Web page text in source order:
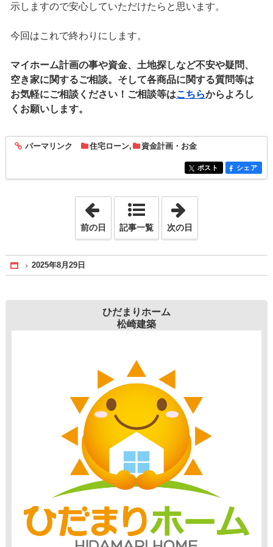
示しますので安心していただけたらと思います。
今回はこれで終わりにします。
マイホーム計画の事や資金、土地探しなど不安や疑問、
空き家に関するご相談。そして各商品に関する質問等は
お気軽にご相談ください！ご相談等はこちらからよろし
くお願いします。
entry1900
パーマリンク 住宅ローン, 資金計画・お金
entry1900
ポスト entry1900
シェア
「2025年8月23日」
前の日 記事一覧 次の日
Home
2025年8月29日
ひだまりホーム
松崎建築